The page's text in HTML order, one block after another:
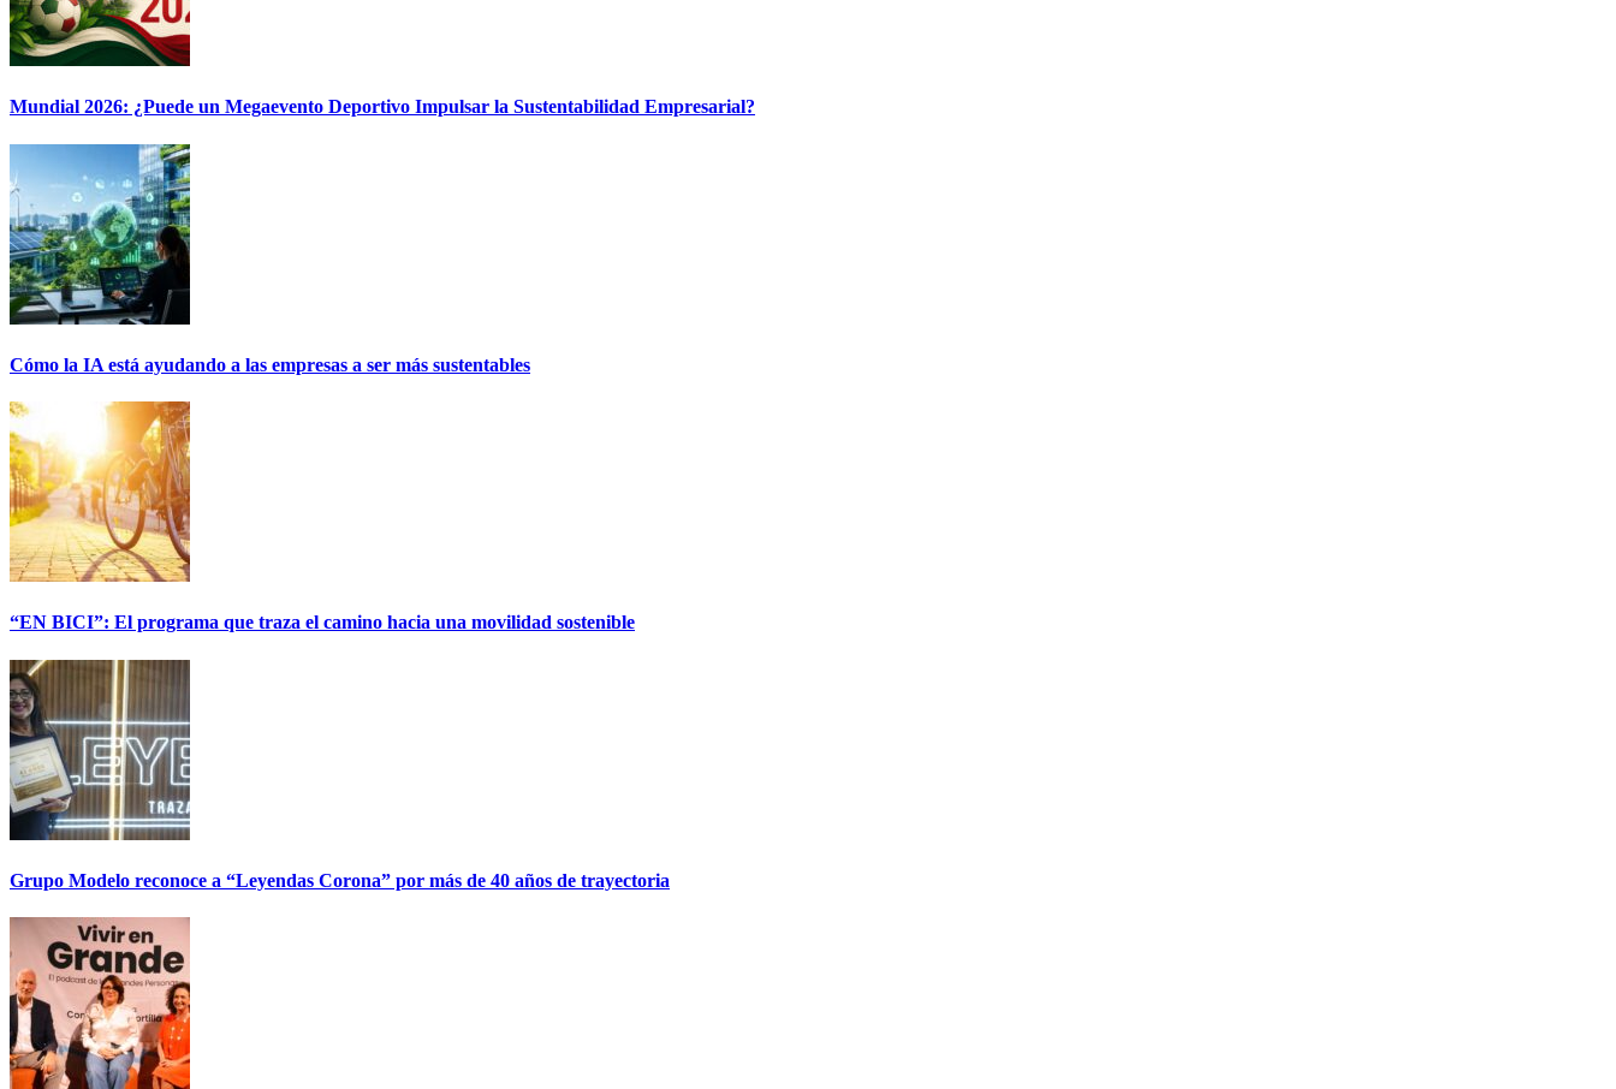
Mundial 2026: ¿Puede un Megaevento Deportivo Impulsar la Sustentabilidad Empresarial?
Cómo la IA está ayudando a las empresas a ser más sustentables
“EN BICI”: El programa que traza el camino hacia una movilidad sostenible
Grupo Modelo reconoce a “Leyendas Corona” por más de 40 años de trayectoria